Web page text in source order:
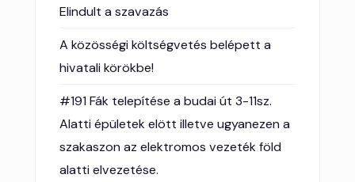
Elindult a szavazás
A közösségi költségvetés belépett a
hivatali körökbe!
#191 Fák telepítése a budai út 3-11sz.
Alatti épületek elött illetve ugyanezen a
szakaszon az elektromos vezeték föld
alatti elvezetése.